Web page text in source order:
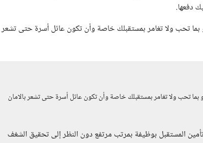
دفعها.
تحب ولا تغامر بمستقبلك خاصة وأن تكون عائل أسرة حتى تشعر
تحب ولا تغامر بمستقبلك خاصة وأن تكون عائل أسرة حتى تشعر بالامان
المستقبل بوظيفة بمرتب مرتفع دون النظر إلى تحقيق الشغف